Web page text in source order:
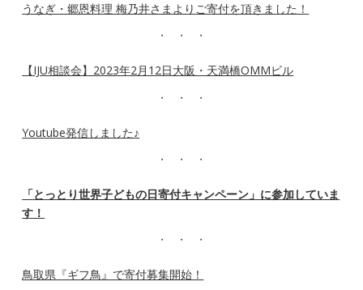
うなぎ・郷恩料理 梅乃井さまよりご寄付を頂きました！
【IJU相談会】2023年2月12日大阪・天満橋OMMビル
Youtube発信しました♪
「とっとり世界子どもの日寄付キャンペーン」に参加していま
す！
鳥取県『ギフ鳥』で寄付募集開始！